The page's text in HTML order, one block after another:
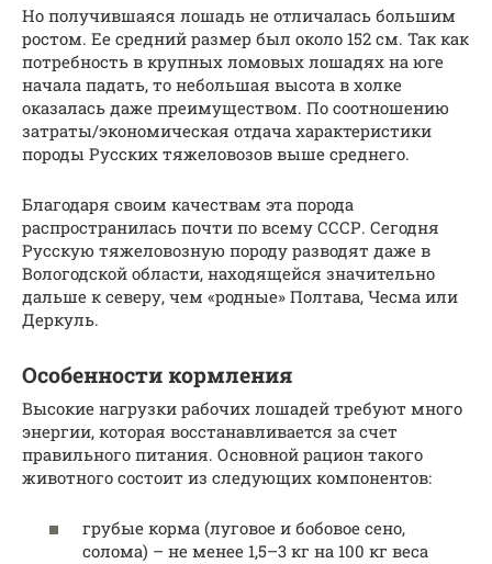
Но получившаяся лошадь не отличалась большим
ростом. Ее средний размер был около 152 см. Так как
потребность в крупных ломовых лошадях на юге
начала падать, то небольшая высота в холке
оказалась даже преимуществом. По соотношению
затраты/экономическая отдача характеристики
породы Русских тяжеловозов выше среднего.
Благодаря своим качествам эта порода
распространилась почти по всему СССР. Сегодня
Русскую тяжеловозную породу разводят даже в
Вологодской области, находящейся значительно
дальше к северу, чем «родные» Полтава, Чесма или
Деркуль.
Особенности кормления
Высокие нагрузки рабочих лошадей требуют много
энергии, которая восстанавливается за счет
правильного питания. Основной рацион такого
животного состоит из следующих компонентов:
грубые корма (луговое и бобовое сено,
солома) – не менее 1,5–3 кг на 100 кг веса